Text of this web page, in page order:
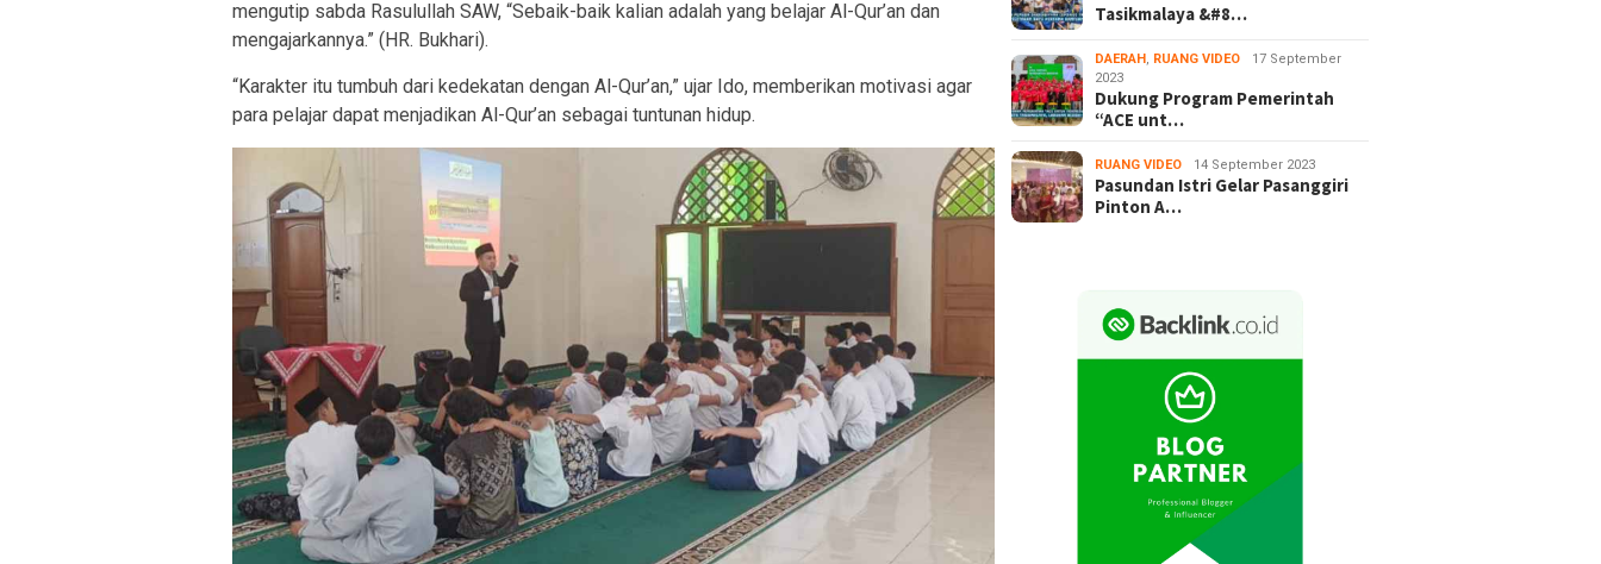
mengutip sabda Rasulullah SAW, “Sebaik-baik kalian adalah yang belajar Al-Qur’an dan
mengajarkannya.” (HR. Bukhari).
“Karakter itu tumbuh dari kedekatan dengan Al-Qur’an,” ujar Ido, memberikan motivasi agar
para pelajar dapat menjadikan Al-Qur’an sebagai tuntunan hidup.
Tasikmalaya &#8…
DAERAH , RUANG VIDEO
17 September
2023
Dukung Program Pemerintah
“ACE unt…
RUANG VIDEO 14 September 2023
Pasundan Istri Gelar Pasanggiri
Pinton A…